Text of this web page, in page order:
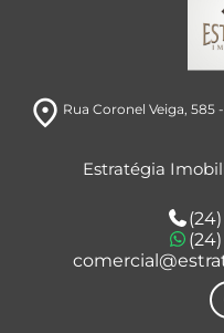
room Rua Coronel Veiga, 585-
Estratégia